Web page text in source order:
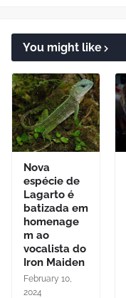
You might like
Nova
espécie de
Lagarto é
batizada em
homenage
m ao
vocalista do
Iron Maiden
February 10,
2024